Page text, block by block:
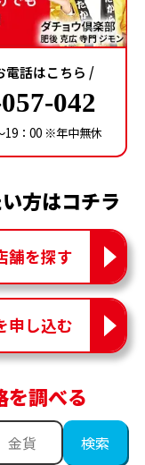
電話はこちら /
042
19：00 ※年中無休
方はコチラ
舗を探す
申し込む
を調べる